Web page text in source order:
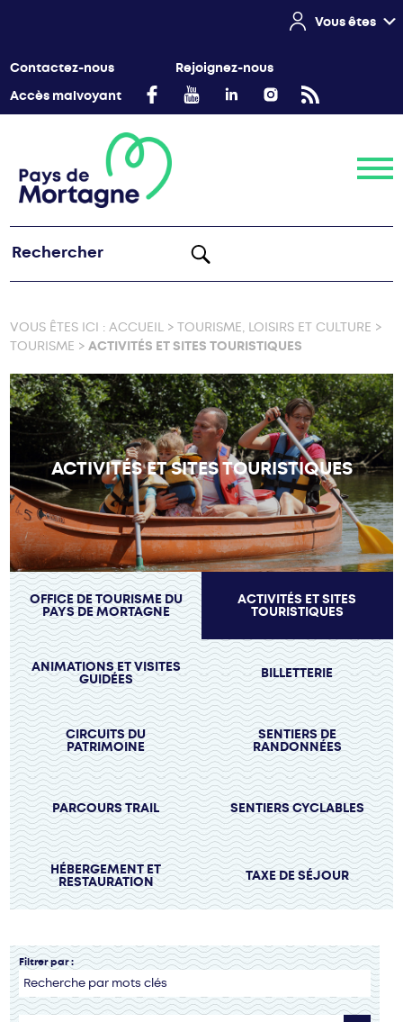
Vous êtes
Contactez-nous
Rejoignez-nous
Accès malvoyant
Menu
VOUS ÊTES ICI :ACCUEIL >TOURISME, LOISIRS ET CULTURE >
TOURISME >ACTIVITÉS ET SITES TOURISTIQUES
ACTIVITÉS ET SITES TOURISTIQUES
OFFICE DE TOURISME DU
PAYS DE MORTAGNE
ACTIVITÉS ET SITES
TOURISTIQUES
ANIMATIONS ET VISITES
GUIDÉES BILLETTERIE
CIRCUITS DU
PATRIMOINE
SENTIERS DE
RANDONNÉES
PARCOURS TRAIL SENTIERS CYCLABLES
HÉBERGEMENT ET
RESTAURATION TAXE DE SÉJOUR
Filtrer par :